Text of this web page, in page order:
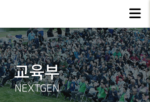
EDUCATION
PLAN
MISSION
SCHEDULE
교육부
NEXTGEN